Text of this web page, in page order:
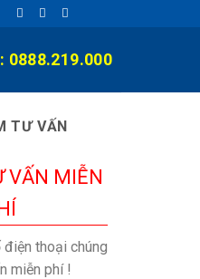
0888.219.000
TƯ VẤN
VẤN MIỄN
thoại chúng
miễn phí !